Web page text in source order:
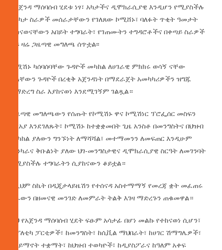
የአጀንዳ ማሰባሰብ ሂደቱ ነፃ፣ አካታችና ዲሞክራሲያዊ እንዲሆን የሚያስችሉ
በርካታ ስራዎች መሰራታቸውን የገለጸው ኮሚሸኑ፣ ባለፉት ጥቂት ዓመታት
ያከናወናቸውን አበይት ተግባራት፣ የገጠሙትን ተግዳሮቶችና በቀጣይ ስራዎች
ላይ ዛሬ ጋዜጣዊ መግለጫ ሰጥቷል፡፡
ኮሚሽኑ ካሰባሰባቸው ጉዳዮች መካከል ለሀገራዊ ምክክሩ ወሳኝ ናቸው
ያላቸውን ጉዳዮች በረቂቅ አጀንዳነት በማደራጀት አመካካሪዎችን ዝግጁ
የማድረግ ስራ እያከናወነ እንደሚገኝም ገልጿል።
ጋዜጣዊ መግለጫውን የሰጡት የኮሚሽኑ ዋና ኮሚሽነር ፕሮፌሰር መስፍን
አርአያ እንደገለጹት፣ ኮሚሽኑ ከተቋቋመበት ጊዜ አንስቶ በመንግስትና በህዝብ
መካከል ያለውን ግንኙነት ለማሻሻል፣ መተማመንን ለመፍጠር እንዲሁም
ጠንካራና ቅቡልነት ያለው ህገ-መንግስታዊና ዲሞክራሲያዊ ስርዓት ለመገንባት
የሚያስችሉ ተግባራትን ሲያከናውን ቆይቷል።
ለዚህም ስኬት በዲጂታላይዜሽን የተሰናዳ አስተማማኝ የመረጃ ቋት መፈጠሩ
ስራውን በዘመናዊ መንገድ ለመምራት ትልቅ እገዛ ማድረጉን ጠቁመዋል።
ይህ የአጀንዳ ማሰባሰብ ሂደት ፍፁም አሳታፊ በሆነ መልኩ የተከናወነ ሲሆን፣
ከፖለቲካ ፓርቲዎች፣ ከመንግስት፣ ከሲቪል ማህበራት፣ ከሀገር ሽማግሌዎች፣
ከሃይማኖት ተቋማት፣ ከህዝብ ተወካዮች፣ ከዲያስፖራና ከዓለም አቀፍ